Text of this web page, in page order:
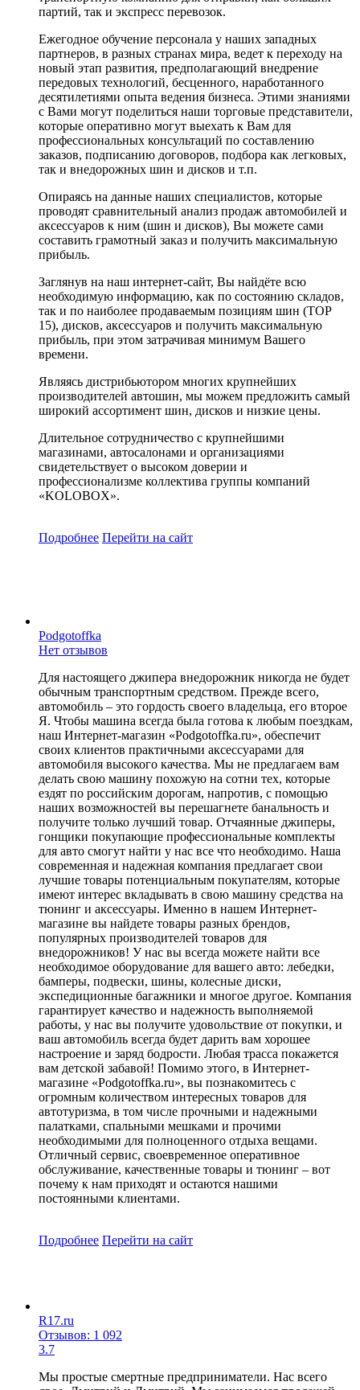
партий, так и экспресс перевозок.
Ежегодное обучение персонала у наших западных
партнеров, в разных странах мира, ведет к переходу на
новый этап развития, предполагающий внедрение
передовых технологий, бесценного, наработанного
десятилетиями опыта ведения бизнеса. Этими знаниями
с Вами могут поделиться наши торговые представители,
которые оперативно могут выехать к Вам для
профессиональных консультаций по составлению
заказов, подписанию договоров, подбора как легковых,
так и внедорожных шин и дисков и т.п.
Опираясь на данные наших специалистов, которые
проводят сравнительный анализ продаж автомобилей и
аксессуаров к ним (шин и дисков), Вы можете сами
составить грамотный заказ и получить максимальную
прибыль.
Заглянув на наш интернет-сайт, Вы найдёте всю
необходимую информацию, как по состоянию складов,
так и по наиболее продаваемым позициям шин (ТОР
15), дисков, аксессуаров и получить максимальную
прибыль, при этом затрачивая минимум Вашего
времени.
Являясь дистрибьютором многих крупнейших
производителей автошин, мы можем предложить самый
широкий ассортимент шин, дисков и низкие цены.
Длительное сотрудничество с крупнейшими
магазинами, автосалонами и организациями
свидетельствует о высоком доверии и
профессионализме коллектива группы компаний
«KOLOBOX».
Подробнее Перейти на сайт
Podgotoffka
Нет отзывов
Для настоящего джипера внедорожник никогда не будет
обычным транспортным средством. Прежде всего,
автомобиль – это гордость своего владельца, его второе
Я. Чтобы машина всегда была готова к любым поездкам,
наш Интернет-магазин «Podgotoffka.ru», обеспечит
своих клиентов практичными аксессуарами для
автомобиля высокого качества. Мы не предлагаем вам
делать свою машину похожую на сотни тех, которые
ездят по российским дорогам, напротив, с помощью
наших возможностей вы перешагнете банальность и
получите только лучший товар. Отчаянные джиперы,
гонщики покупающие профессиональные комплекты
для авто смогут найти у нас все что необходимо. Наша
современная и надежная компания предлагает свои
лучшие товары потенциальным покупателям, которые
имеют интерес вкладывать в свою машину средства на
тюнинг и аксессуары. Именно в нашем Интернет-
магазине вы найдете товары разных брендов,
популярных производителей товаров для
внедорожников! У нас вы всегда можете найти все
необходимое оборудование для вашего авто: лебедки,
бамперы, подвески, шины, колесные диски,
экспедиционные багажники и многое другое. Компания
гарантирует качество и надежность выполняемой
работы, у нас вы получите удовольствие от покупки, и
ваш автомобиль всегда будет дарить вам хорошее
настроение и заряд бодрости. Любая трасса покажется
вам детской забавой! Помимо этого, в Интернет-
магазине «Podgotoffka.ru», вы познакомитесь с
огромным количеством интересных товаров для
автотуризма, в том числе прочными и надежными
палатками, спальными мешками и прочими
необходимыми для полноценного отдыха вещами.
Отличный сервис, своевременное оперативное
обслуживание, качественные товары и тюнинг – вот
почему к нам приходят и остаются нашими
постоянными клиентами.
Подробнее Перейти на сайт
R17.ru
Отзывов: 1 092
3.7
Мы простые смертные предприниматели. Нас всего